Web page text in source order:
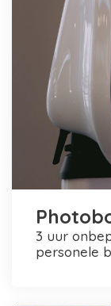
3 uur onbeperkt foto's maken en printen +
personele